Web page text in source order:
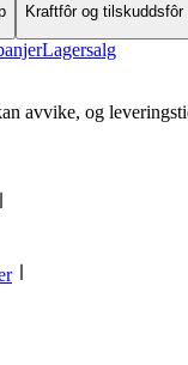
Kraftfôr og tilskuddsfôr
Lagersalg
avvike, og